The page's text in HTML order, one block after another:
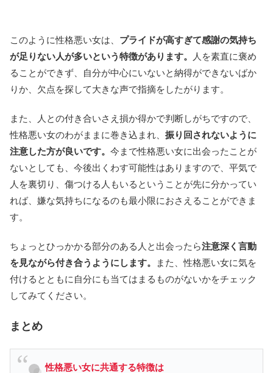
このように性格悪い女は、 プライドが高すぎて感謝の気持ち
が足りない人が多いという特徴があります。
人を素直に褒め
ることができず、自分が中心にいないと納得ができないばか
りか、欠点を探して大きな声で指摘をしたがります。
また、人との付き合いさえ損か得かで判断しがちですので、
性格悪い女のわがままに巻き込まれ、 振り回されないように
注意した方が良いです。 今まで性格悪い女に出会ったことが
ないとしても、今後出くわす可能性はありますので、平気で
人を裏切り、傷つける人もいるということが先に分かってい
れば、嫌な気持ちになるのも最小限におさえることができま
す。
ちょっとひっかかる部分のある人と出会ったら注意深く言動
を見ながら付き合うようにします。
また、性格悪い女に気を
付けるとともに自分にも当てはまるものがないかをチェック
してみてください。
まとめ
性格悪い女に共通する特徴は